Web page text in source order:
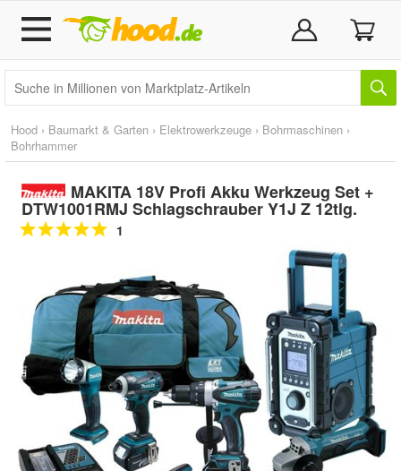
Hood › Baumarkt & Garten › Elektrowerkzeuge › Bohrmaschinen ›
Bohrhammer
MAKITA 18V Profi Akku Werkzeug Set +
DTW1001RMJ Schlagschrauber Y1J Z 12tlg.
1